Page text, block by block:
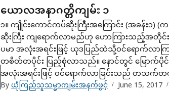
ယောလအနာဂတ္တိကျမ်း ၁
၁။ ကျိုင်းကောင်ကပ်ဆိုးကြီးအကြောင်း (အခန်း၁
ဆိုးကြီး ကျရောက်လာမည်ဟု ဟောကြားသည့်အတိုင်
ပမာ အလုံးအရင်းဖြင့် ယုဒပြည်ထဲသို့ဝင်ရောက်လာက
တစိတ်တပိုင်း ပြည့်စုံလာသည်။ နောင်တွင် မြောက်ပို
အလုံးအရင်းဖြင့် ဝင်ရောက်လာခြင်းသည် တသက်တ
Byယုံကြည်သူသမ္မာကျမ်းအနက်ဖွင့် June 15, 2017